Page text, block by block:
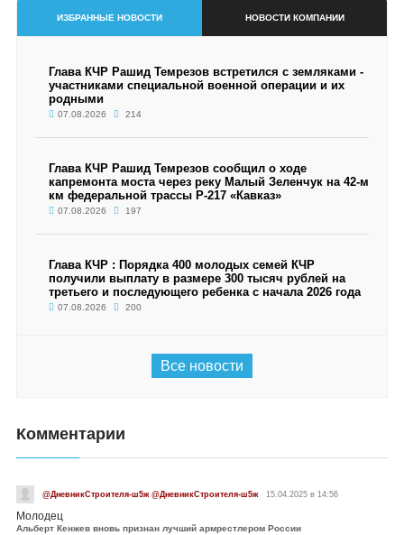
ИЗБРАННЫЕ НОВОСТИ НОВОСТИ КОМПАНИИ
Глава КЧР Рашид Темрезов встретился с земляками -
участниками специальной военной операции и их
родными
07.08.2026 214
Глава КЧР Рашид Темрезов сообщил о ходе
капремонта моста через реку Малый Зеленчук на 42-м
км федеральной трассы Р-217 «Кавказ»
07.08.2026 197
Глава КЧР : Порядка 400 молодых семей КЧР
получили выплату в размере 300 тысяч рублей на
третьего и последующего ребенка с начала 2026 года
07.08.2026 200
Все новости
Комментарии
@ДневникСтроителя-ш5ж @ДневникСтроителя-ш5ж 15.04.2025 в 14:56
Молодец
Альберт Кенжев вновь признан лучший армрестлером России